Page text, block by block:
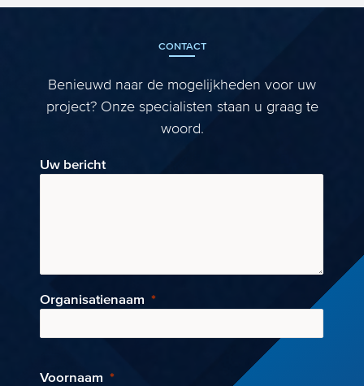
ICT krijgt daarbij ee...
CONTACT
Benieuwd naar de mogelijkheden voor uw
project? Onze specialisten staan u graag te
woord.
Uw bericht
Organisatienaam
Voornaam